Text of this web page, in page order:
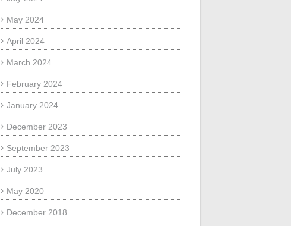
May 2024
April 2024
March 2024
February 2024
January 2024
December 2023
September 2023
July 2023
May 2020
December 2018